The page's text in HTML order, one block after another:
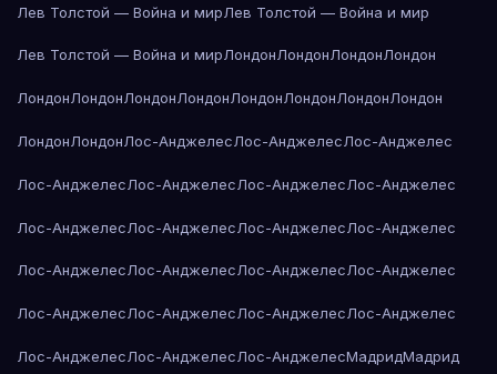
Лев Толстой — Война и мирЛев Толстой — Война и мир
Лев Толстой — Война и мирЛондонЛондонЛондонЛондон
ЛондонЛондонЛондонЛондонЛондонЛондонЛондонЛондон
ЛондонЛондонЛос-АнджелесЛос-АнджелесЛос-Анджелес
Лос-АнджелесЛос-АнджелесЛос-АнджелесЛос-Анджелес
Лос-АнджелесЛос-АнджелесЛос-АнджелесЛос-Анджелес
Лос-АнджелесЛос-АнджелесЛос-АнджелесЛос-Анджелес
Лос-АнджелесЛос-АнджелесЛос-АнджелесЛос-Анджелес
Лос-АнджелесЛос-АнджелесЛос-АнджелесМадридМадрид